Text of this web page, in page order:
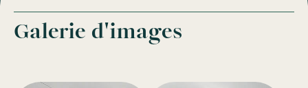
Galerie d'images